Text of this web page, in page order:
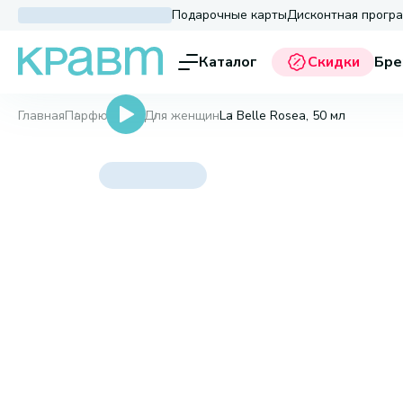
Подарочные картыДисконтная
Каталог Скидки
ГлавнаяПарфюмерия Для женщинLa Belle Rosea, 50 мл